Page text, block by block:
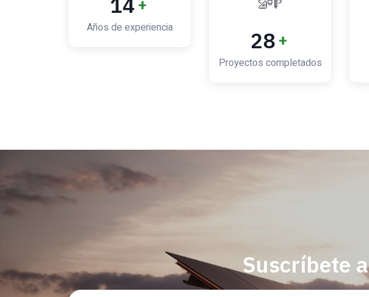
+
Años de experiencia 30 +
Proyectos completados
Suscríbete